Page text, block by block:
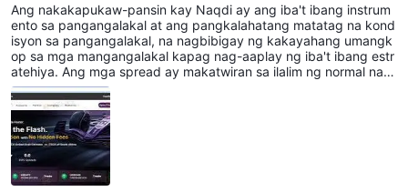
Ang nakakapukaw-pansin kay Naqdi ay ang iba't ibang instrum
ento sa pangangalakal at ang pangkalahatang matatag na kond
isyon sa pangangalakal, na nagbibigay ng kakayahang umangk
op sa mga mangangalakal kapag nag-aaplay ng iba't ibang estr
atehiya. Ang mga spread ay makatwiran sa ilalim ng normal na k
ondisyon ng merkado, at ang layout ng platform ay madaling ga
mitin. Gayunpaman, may mga sandali lalo na sa mga abalang or
as ng pangangalakal kung saan maaaring mas maging maayos
ang pagganap. Sa ilang teknikal na optimisasyon at pagpapahu
say sa platform, ang pangkalahatang karanasan sa pangangala
kal ay maaaring maging mas pare-pareho at pino.